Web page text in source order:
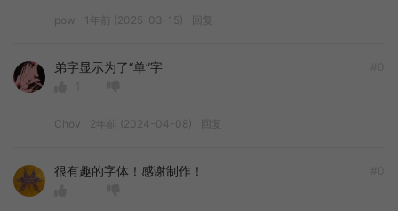
pow 1年前 (2025-03-15) 回复
弟字显示为了“单”字
Chov 2年前 (2024-04-08) 回复
很有趣的字体！感谢制作！